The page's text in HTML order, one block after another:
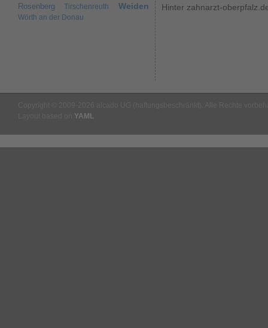
Rosenberg
Tirschenreuth Weiden
Wörth an der Donau
Hinter zahnarzt-
YAML